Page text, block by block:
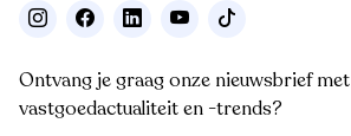
Ontvang je graag onze nieuwsbrief met
vastgoedactualiteit en -trends?